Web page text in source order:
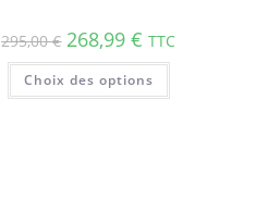
295,00€ 268,99€ TTC
Choix des options